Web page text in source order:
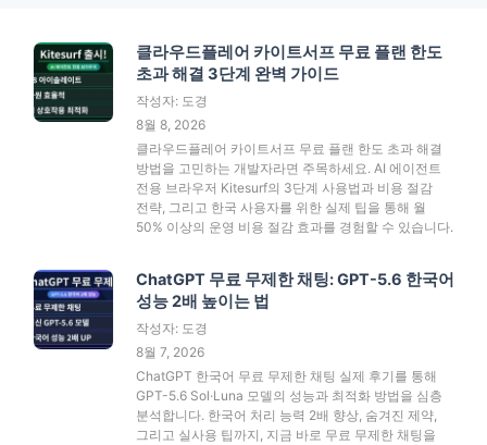
클라우드플레어 카이트서프 무료 플랜 한도
초과 해결 3단계 완벽 가이드
작성자: 도경
8월 8, 2026
클라우드플레어 카이트서프 무료 플랜 한도 초과 해결
방법을 고민하는 개발자라면 주목하세요. AI 에이전트
전용 브라우저 Kitesurf의 3단계 사용법과 비용 절감
전략, 그리고 한국 사용자를 위한 실제 팁을 통해 월
50% 이상의 운영 비용 절감 효과를 경험할 수 있습니다.
ChatGPT 무료 무제한 채팅: GPT-5.6 한국어
성능 2배 높이는 법
작성자: 도경
8월 7, 2026
ChatGPT 한국어 무료 무제한 채팅 실제 후기를 통해
GPT-5.6 Sol·Luna 모델의 성능과 최적화 방법을 심층
분석합니다. 한국어 처리 능력 2배 향상, 숨겨진 제약,
그리고 실사용 팁까지, 지금 바로 무료 무제한 채팅을